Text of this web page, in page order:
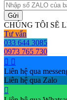
CHÚNG TÔI SẼ
Tư vấn
033 644 3085
0973 765 730
Liên hệ qua
Liên hệ qua Zalo